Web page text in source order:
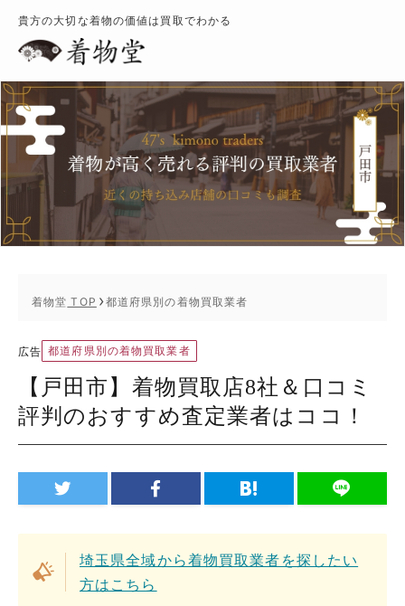
貴方の大切な着物の価値は買取でわかる
着物堂 TOP 都道府県別の着物買取業者
広告 都道府県別の着物買取業者
【戸田市】着物買取店8社＆口コミ
評判のおすすめ査定業者はココ！
埼玉県全域から着物買取業者を探したい
方はこちら